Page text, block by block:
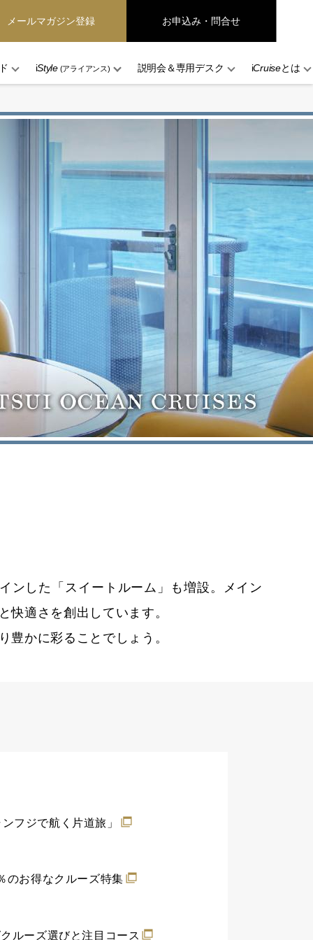
メールマガジン登録 お申込み・問合せ
iStyle(アライアンス) 説明会＆専用デスク iCruiseとは
ンした「スイートルーム」も増設。メイン
適さを創出しています。
かに彩ることでしょう。
フジで航く片道旅」
のお得なクルーズ特集
ルーズ選びと注目コース